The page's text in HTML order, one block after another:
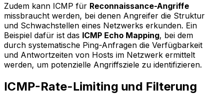
Zudem kann ICMP für Reconnaissance-Angriffe
missbraucht werden, bei denen Angreifer die Struktur
und Schwachstellen eines Netzwerks erkunden. Ein
Beispiel dafür ist das ICMP Echo Mapping, bei dem
durch systematische Ping-Anfragen die Verfügbarkeit
und Antwortzeiten von Hosts im Netzwerk ermittelt
werden, um potenzielle Angriffsziele zu identifizieren.
ICMP-Rate-Limiting und Filterung